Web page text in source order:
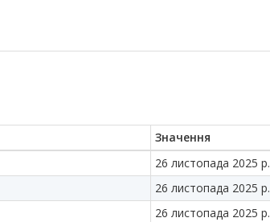
Значення
26 листопада 2025 р.
26 листопада 2025 р.
26 листопада 2025 р.